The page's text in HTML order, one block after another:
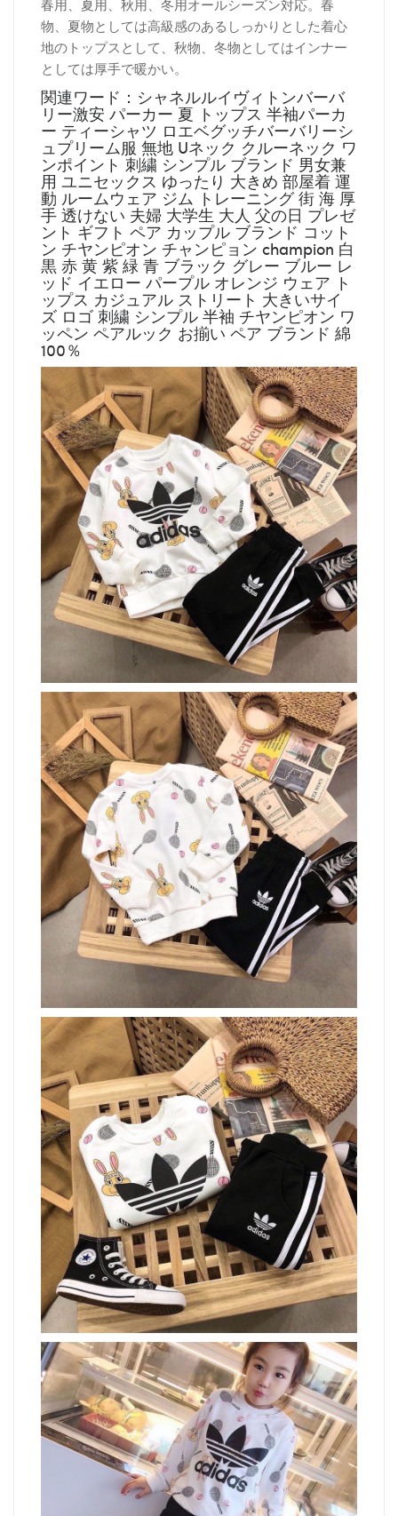
春用、夏用、秋用、冬用オールシーズン対応。春
物、夏物としては高級感のあるしっかりとした着心
地のトップスとして、秋物、冬物としてはインナー
としては厚手で暖かい。
関連ワード：シャネルルイヴィトンバーバ
リー激安 パーカー 夏 トップス 半袖パーカ
ー ティーシャツ ロエベグッチバーバリーシ
ュプリーム服 無地 Uネック クルーネック ワ
ンポイント 刺繍 シンプル ブランド 男女兼
用 ユニセックス ゆったり 大きめ 部屋着 運
動 ルームウェア ジム トレーニング 街 海 厚
手 透けない 夫婦 大学生 大人 父の日 プレゼ
ント ギフト ペア カップル ブランド コット
ン チヤンピオン チャンピョン champion 白
黒 赤 黄 紫 緑 青 ブラック グレー ブルー レ
ッド イエロー パープル オレンジ ウェア ト
ップス カジュアル ストリート 大きいサイ
ズ ロゴ 刺繍 シンプル 半袖 チヤンピオン ワ
ッペン ペアルック お揃い ペア ブランド 綿
100％